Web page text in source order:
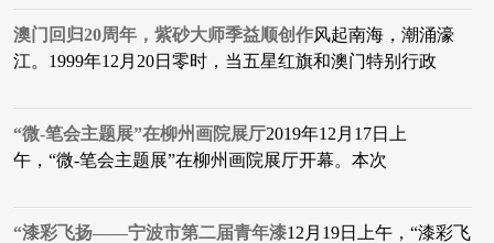
澳门回归20周年，紫砂大师季益顺创作风起南海，潮涌濠
江。1999年12月20日零时，当五星红旗和澳门特别行政
“微-笔会主题展”在柳州画院展厅2019年12月17日上
午，“微-笔会主题展”在柳州画院展厅开幕。本次
“漆彩飞扬——宁波市第二届青年漆12月19日上午，“漆彩飞